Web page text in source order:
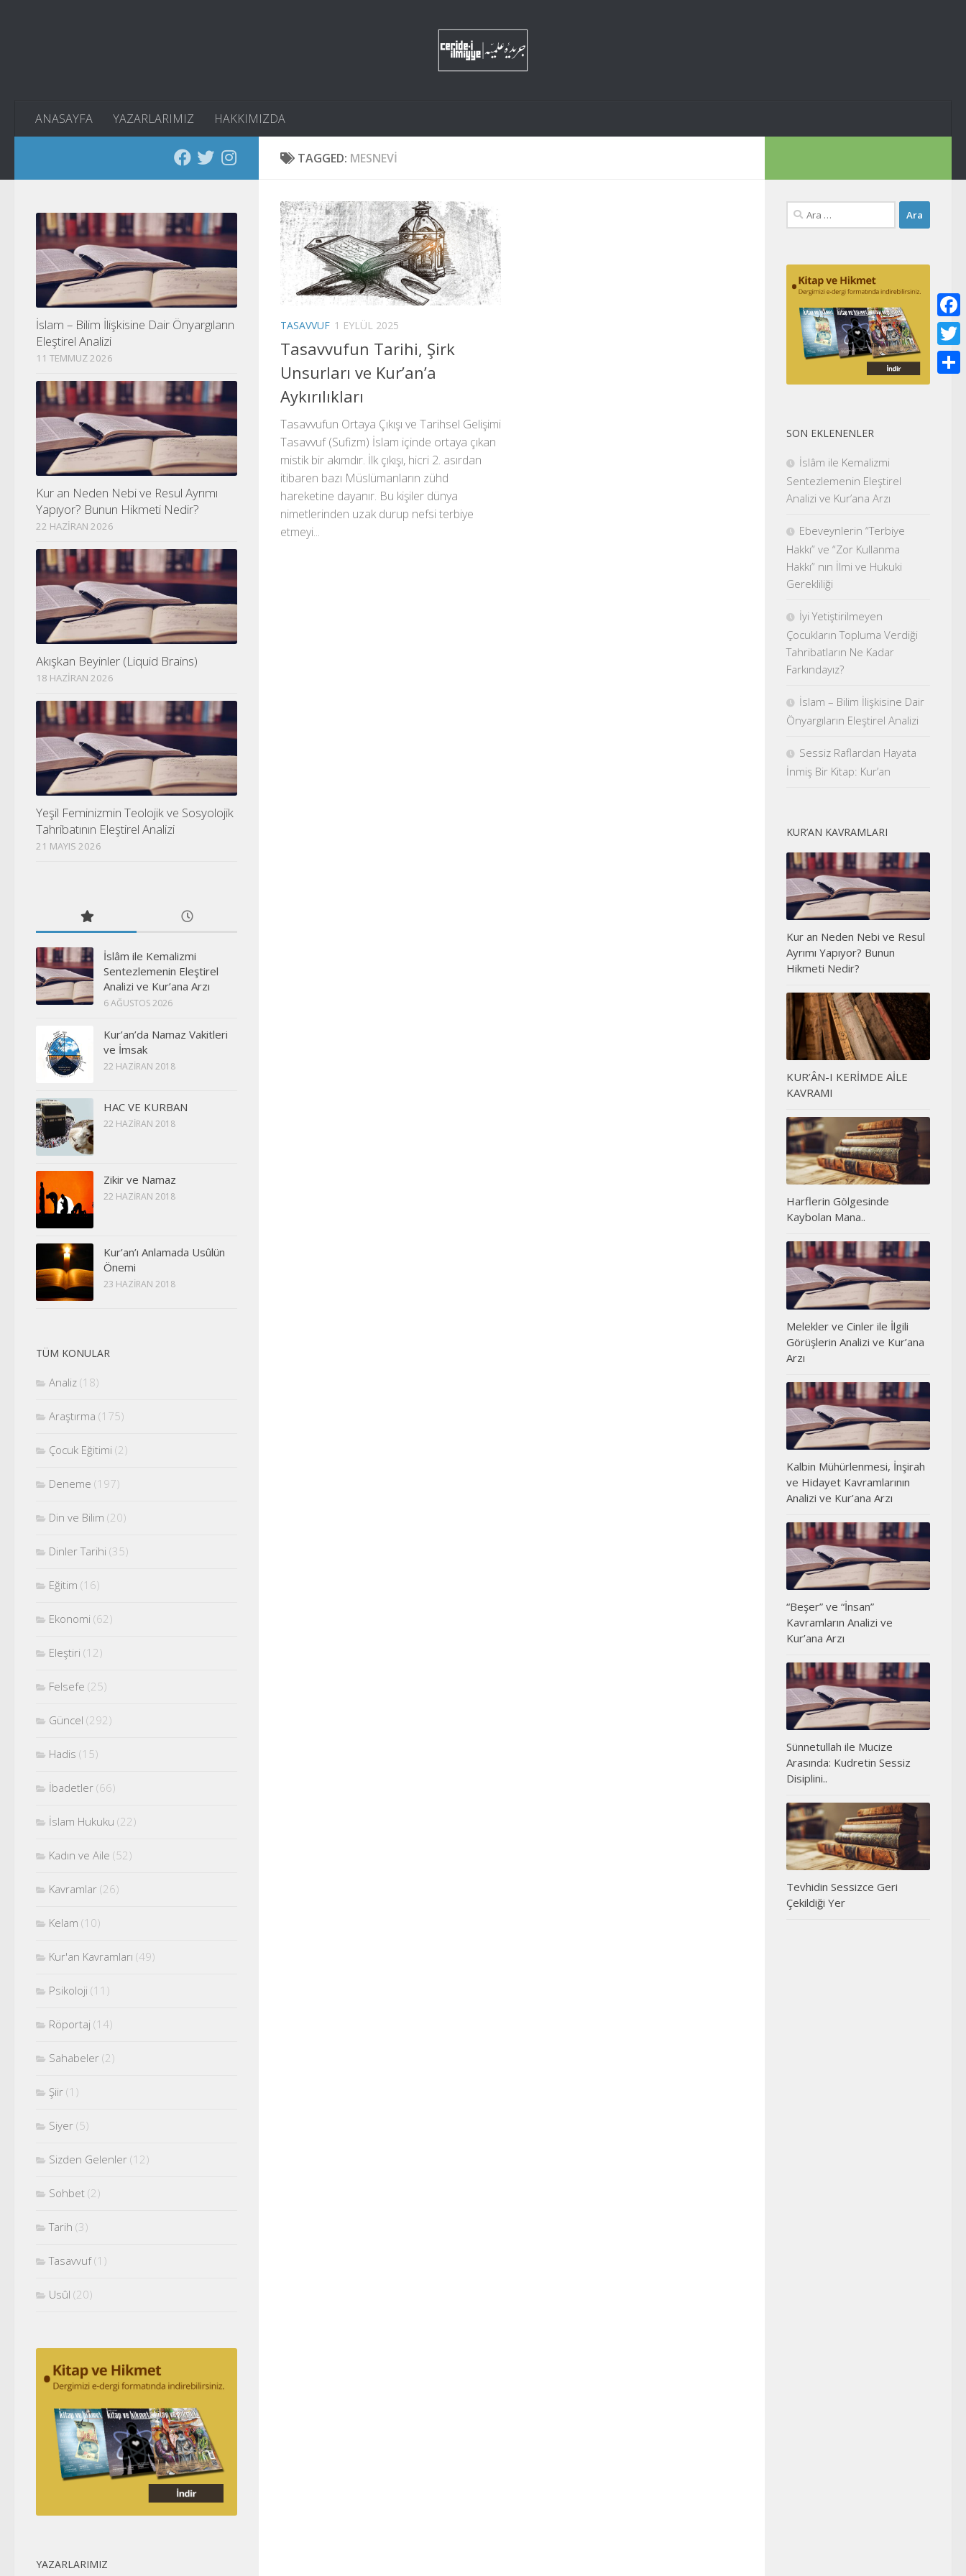
ANASAYFA YAZARLARIMIZ HAKKIMIZDA
TAGGED: MESNEVI
TASAVVUF 1 EYLÜL 2025
Tasavvufun Tarihi, Şirk
Unsurları ve Kur’an’a
Aykırılıkları
Tasavvufun Ortaya Çıkışı ve Tarihsel Gelişimi
Tasavvuf (Sufizm) İslam içinde ortaya çıkan
mistik bir akımdır. İlk çıkışı, hicri 2. asırdan
itibaren bazı Müslümanların zühd
hareketine dayanır. Bu kişiler dünya
nimetlerinden uzak durup nefsi terbiye
etmeyi...
İslam – Bilim İlişkisine Dair Önyargıların
Eleştirel Analizi
11 TEMMUZ 2026
Kur an Neden Nebi ve Resul Ayrımı
Yapıyor? Bunun Hikmeti Nedir?
22 HAZIRAN 2026
Akışkan Beyinler (Liquid Brains)
18 HAZIRAN 2026
Yeşil Feminizmin Teolojik ve Sosyolojik
Tahribatının Eleştirel Analizi
21 MAYIS 2026
İslâm ile Kemalizmi
Sentezlemenin Eleştirel
Analizi ve Kur’ana Arzı
6 AĞUSTOS 2026
Kur’an’da Namaz Vakitleri
ve İmsak
22 HAZIRAN 2018
HAC VE KURBAN
22 HAZIRAN 2018
Zikir ve Namaz
22 HAZIRAN 2018
Kur’an’ı Anlamada Usûlün
Önemi
23 HAZIRAN 2018
TÜM KONULAR
Analiz (18)
Araştırma (175)
Çocuk Eğitimi (2)
Deneme (197)
Din ve Bilim (20)
Dinler Tarihi (35)
Eğitim (16)
Ekonomi (62)
Eleştiri (12)
Felsefe (25)
Güncel (292)
Hadis (15)
İbadetler (66)
İslam Hukuku (22)
Kadın ve Aile (52)
Kavramlar (26)
Kelam (10)
Kur'an Kavramları (49)
Psikoloji (11)
Röportaj (14)
Sahabeler (2)
Şiir (1)
Siyer (5)
Sizden Gelenler (12)
Sohbet (2)
Tarih (3)
Tasavvuf(1)
Usûl (20)
YAZARLARIMIZ
Arama:
SON EKLENENLER
İslâm ile Kemalizmi
Sentezlemenin Eleştirel
Analizi ve Kur’ana Arzı
Ebeveynlerin “Terbiye
Hakkı” ve “Zor Kullanma
Hakkı” nın İlmi ve Hukuki
Gerekliliği
İyi Yetiştirilmeyen
Çocukların Topluma Verdiği
Tahribatların Ne Kadar
Farkındayız?
İslam – Bilim İlişkisine Dair
Önyargıların Eleştirel Analizi
Sessiz Raflardan Hayata
İnmiş Bir Kitap: Kur’an
KUR’AN KAVRAMLARI
Kur an Neden Nebi ve Resul
Ayrımı Yapıyor? Bunun
Hikmeti Nedir?
KUR’ÂN-I KERİMDE AİLE
KAVRAMI
Harflerin Gölgesinde
Kaybolan Mana..
Melekler ve Cinler ile İlgili
Görüşlerin Analizi ve Kur’ana
Arzı
Kalbin Mühürlenmesi, İnşirah
ve Hidayet Kavramlarının
Analizi ve Kur’ana Arzı
“Beşer” ve “İnsan”
Kavramların Analizi ve
Kur’ana Arzı
Sünnetullah ile Mucize
Arasında: Kudretin Sessiz
Disiplini..
Tevhidin Sessizce Geri
Çekildiği Yer